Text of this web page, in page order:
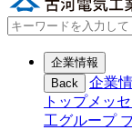
企業情報
Back
企業
トップメッ
工グループ